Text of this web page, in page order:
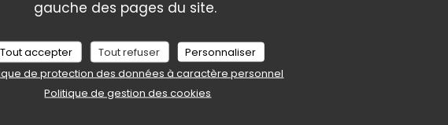
gauche des pages du site.
Tout accepter Tout refuser
Personnaliser
de protection des données à caractère personnel
Politique de gestion des cookies